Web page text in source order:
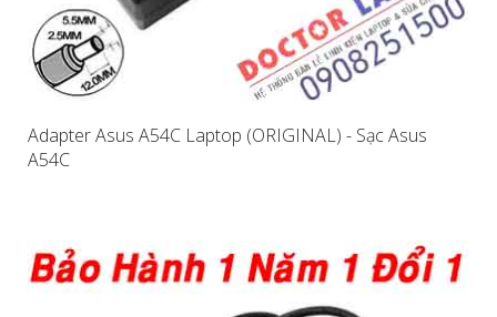
Adapter Asus A54C Laptop (ORIGINAL) - Sạc Asus
A54C